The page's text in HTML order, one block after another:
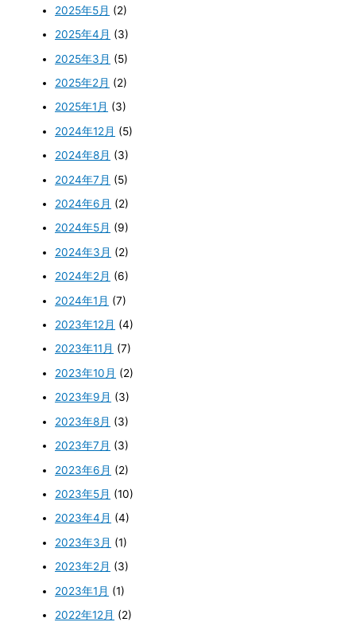
2025年5月 (2)
2025年4月 (3)
2025年3月 (5)
2025年2月 (2)
2025年1月 (3)
2024年12月 (5)
2024年8月 (3)
2024年7月 (5)
2024年6月 (2)
2024年5月 (9)
2024年3月 (2)
2024年2月 (6)
2024年1月 (7)
2023年12月 (4)
2023年11月 (7)
2023年10月 (2)
2023年9月 (3)
2023年8月 (3)
2023年7月 (3)
2023年6月 (2)
2023年5月 (10)
2023年4月 (4)
2023年3月 (1)
2023年2月 (3)
2023年1月 (1)
2022年12月 (2)